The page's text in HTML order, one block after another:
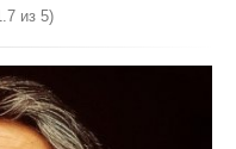
из 5)